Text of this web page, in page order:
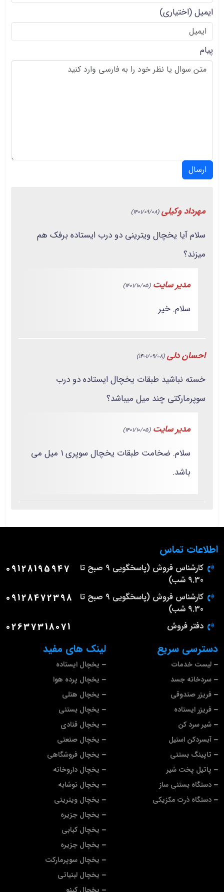
ایمیل(اختیاری)
پیام
ارسال
مهرداد وکیلی (1401/09/08)
سلام آیا یخچال ویترینی دو درب ایستاده برفک هم
میزند؟
مدیر سایت (1401/10/05)
سلام. خیر
احسان دلی (1401/09/08)
خسته نباشید طبقات یخچال ایستاده دو درب
سوپرمارکتی چند میل میباشد؟
مدیر سایت (1401/10/05)
سلام. ضخامت طبقات یخچال سوپری 1 میل می
باشد.
لینک های مفید
یخچال ایستاده
یخچال پرده هوا
یخچال هتلی
یخچال بستنی
یخچال قنادی
یخچال صنعتی
یخچال فروشگاهی
یخچال داروخانه
یخچال نوشابه
یخچال ویترینی
یخچال جزیره
یخچال کبابی
یخچال جزیره
یخچال سوپرمارکت
یخچال لبنیاتی
دسترسی سریع
لیست خدمات
سردخانه جسد
فریزر صندوقی
فریزر ایستاده
شیر سرد کن
آبسردکن استیل
تاپینگ بستنی
پاتیل پخت شیر
دستگاه بستنی ساز
دستگاه ذرت مکزیکی
اطلاعات تماس
کارشناس فروش (پاسخگویی 9 صبح تا
9.30 شب)
09128195947
کارشناس فروش (پاسخگویی 9 صبح تا
9.30 شب)
09128472398
دفتر فروش 02637318071